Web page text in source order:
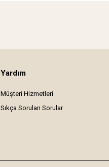
Yardım
Müşteri Hizmetleri
Sıkça Sorulan Sorular